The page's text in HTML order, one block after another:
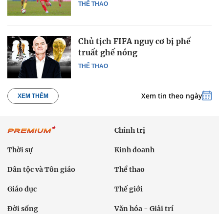
THỂ THAO
THỂ THAO
Chủ tịch FIFA nguy cơ bị phế
truất ghế nóng
XEM THÊM Xem tin theo ngày
Chính trị
Thời sự Kinh doanh
Dân tộc và Tôn giáo Thể thao
Giáo dục Thế giới
Đời sống Văn hóa - Giải trí